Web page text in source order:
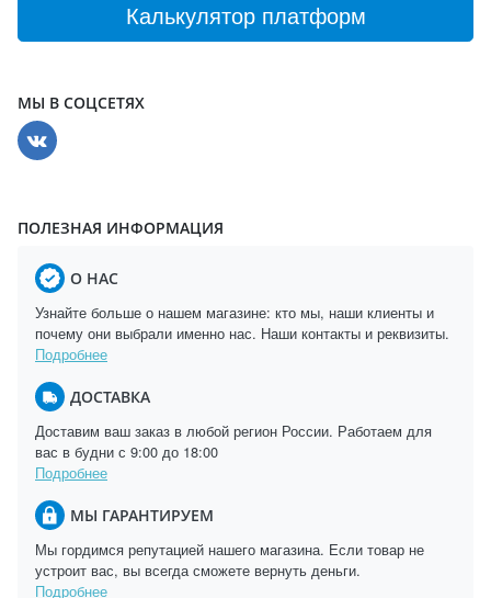
Калькулятор платформ
МЫ В СОЦСЕТЯХ
ПОЛЕЗНАЯ ИНФОРМАЦИЯ
О НАС
Узнайте больше о нашем магазине: кто мы, наши клиенты и
почему они выбрали именно нас. Наши контакты и реквизиты.
Подробнее
ДОСТАВКА
Доставим ваш заказ в любой регион России. Работаем для
вас в будни с 9:00 до 18:00
Подробнее
МЫ ГАРАНТИРУЕМ
Мы гордимся репутацией нашего магазина. Если товар не
устроит вас, вы всегда сможете вернуть деньги.
Подробнее